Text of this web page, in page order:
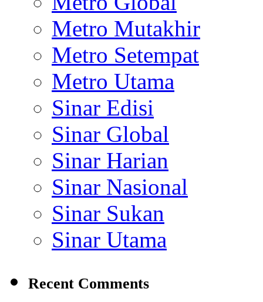
Metro Mutakhir
Metro Setempat
Metro Utama
Sinar Edisi
Sinar Global
Sinar Harian
Sinar Nasional
Sinar Sukan
Sinar Utama
Recent Comments